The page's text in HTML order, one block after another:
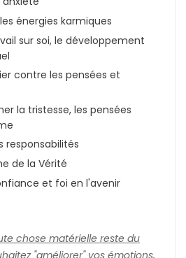
énergies karmiques
sur soi, le développement
contre les pensées et
la tristesse, les pensées
responsabilités
de la Vérité
et foi en l'avenir
chose matérielle reste du
"améliorer" vos émotions,